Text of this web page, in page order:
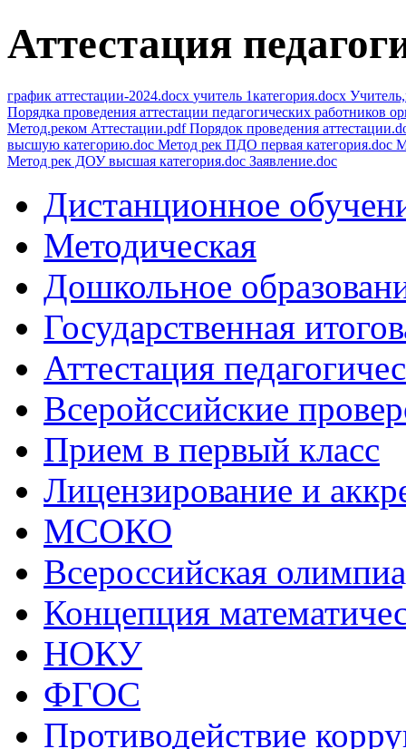
Аттестация
график аттестации-2024.docx учитель 1категория.docx
Порядка проведения аттестации педагогических работников
Метод.реком Аттестации.pdf Порядок проведения
высшую категорию.doc Метод рек ПДО первая категория.doc
Метод рек ДОУ высшая категория.doc Заявление.doc
Дистанционное
Методическая
Дошкольное
Государственная
Аттестация
Всеройссийские
Прием в первый класс
Лицензирование и
МСОКО
Всероссийская
Концепция
НОКУ
ФГОС
Противодействие